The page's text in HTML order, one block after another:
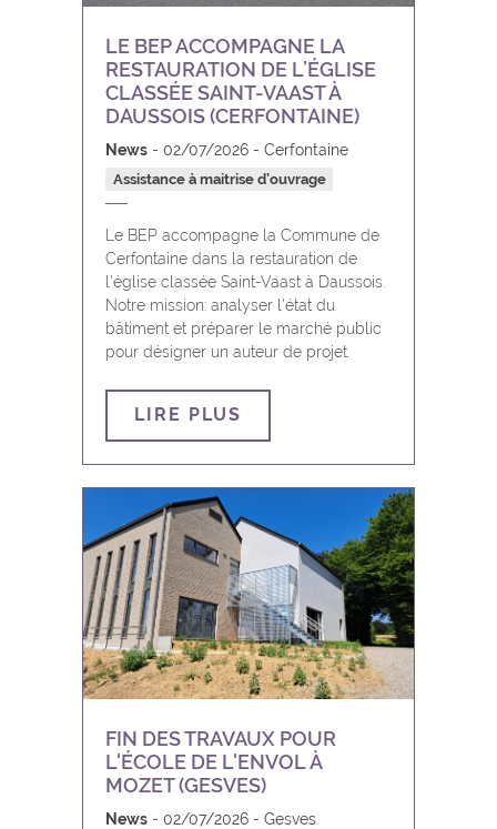
LE BEP ACCOMPAGNE LA
RESTAURATION DE L’ÉGLISE
CLASSÉE SAINT-VAAST À
DAUSSOIS (CERFONTAINE)
News 02/07/2026 Cerfontaine
Assistance à maitrise d’ouvrage
Le BEP accompagne la Commune de
Cerfontaine dans la restauration de
l'église classée Saint-Vaast à Daussois.
Notre mission: analyser l'état du
bâtiment et préparer le marché public
pour désigner un auteur de projet.
LIRE PLUS
FIN DES TRAVAUX POUR
L'ÉCOLE DE L'ENVOL À
MOZET (GESVES)
News 02/07/2026 Gesves